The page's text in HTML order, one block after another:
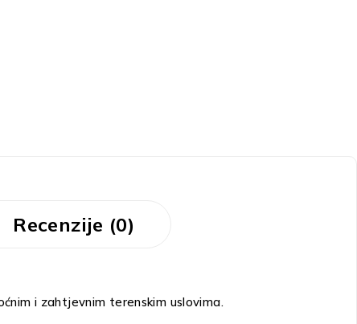
Recenzije (0)
i zahtjevnim terenskim uslovima.